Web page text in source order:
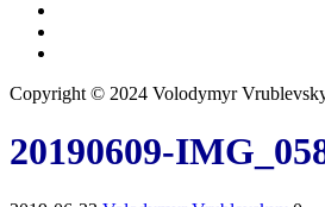
Copyright © 2024 Volodymyr
20190609-